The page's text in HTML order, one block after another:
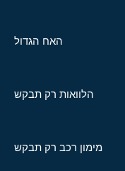
האח הגדול
הלוואות רק תבקש
מימון רכב רק תבקש